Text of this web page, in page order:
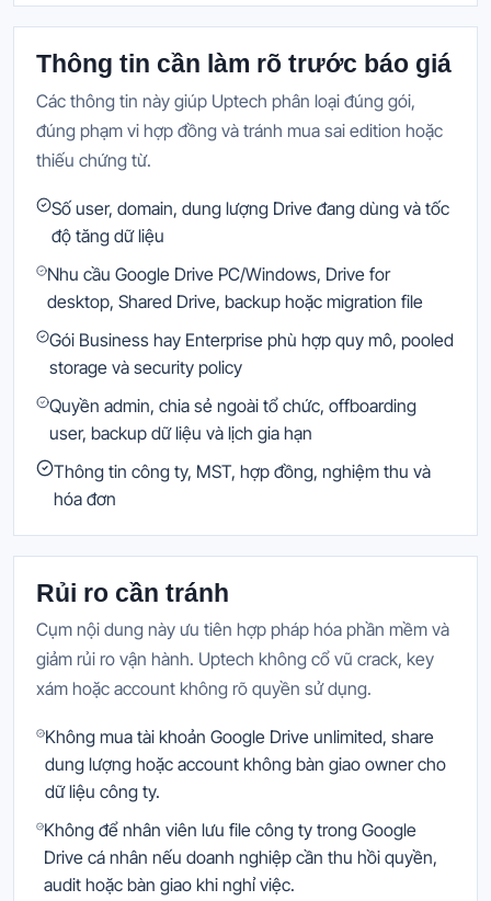
Thông tin cần làm rõ trước báo giá
Các thông tin này giúp Uptech phân loại đúng gói,
đúng phạm vi hợp đồng và tránh mua sai edition hoặc
thiếu chứng từ.
Số user, domain, dung lượng Drive đang dùng và tốc
độ tăng dữ liệu
Nhu cầu Google Drive PC/Windows, Drive for
desktop, Shared Drive, backup hoặc migration file
Gói Business hay Enterprise phù hợp quy mô, pooled
storage và security policy
Quyền admin, chia sẻ ngoài tổ chức, offboarding
user, backup dữ liệu và lịch gia hạn
Thông tin công ty, MST, hợp đồng, nghiệm thu và
hóa đơn
Rủi ro cần tránh
Cụm nội dung này ưu tiên hợp pháp hóa phần mềm và
giảm rủi ro vận hành. Uptech không cổ vũ crack, key
xám hoặc account không rõ quyền sử dụng.
Không mua tài khoản Google Drive unlimited, share
dung lượng hoặc account không bàn giao owner cho
dữ liệu công ty.
Không để nhân viên lưu file công ty trong Google
Drive cá nhân nếu doanh nghiệp cần thu hồi quyền,
audit hoặc bàn giao khi nghỉ việc.